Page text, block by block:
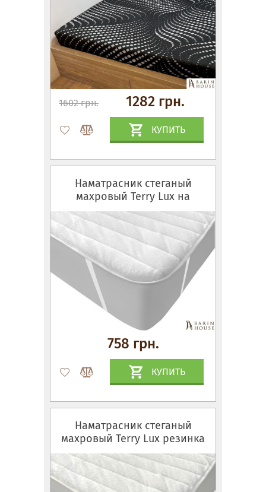
1602 грн. 1282 грн.
КУПИТЬ
Наматрасник стеганый
махровый Terry Lux на
резинках по углам
758 грн.
КУПИТЬ
Наматрасник стеганый
махровый Terry Lux резинка
по периметру